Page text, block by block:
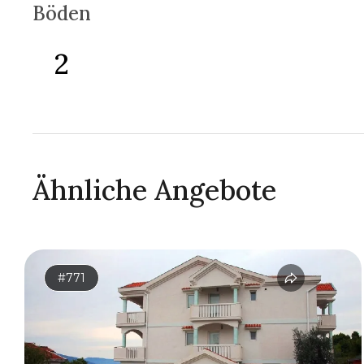
Böden
2
Ähnliche Angebote
#771